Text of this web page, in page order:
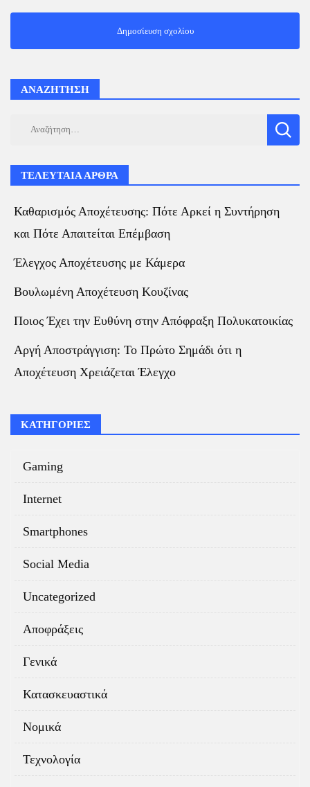
ΑΝΑΖΗΤΗΣΗ
ΤΕΛΕΥΤΑΙΑ ΑΡΘΡΑ
Καθαρισμός Αποχέτευσης: Πότε Αρκεί η Συντήρηση
και Πότε Απαιτείται Επέμβαση
Έλεγχος Αποχέτευσης με Κάμερα
Βουλωμένη Αποχέτευση Κουζίνας
Ποιος Έχει την Ευθύνη στην Απόφραξη Πολυκατοικίας
Αργή Αποστράγγιση: Το Πρώτο Σημάδι ότι η
Αποχέτευση Χρειάζεται Έλεγχο
ΚΑΤΗΓΟΡΙΕΣ
Gaming
Internet
Smartphones
Social Media
Uncategorized
Αποφράξεις
Γενικά
Κατασκευαστικά
Νομικά
Τεχνολογία